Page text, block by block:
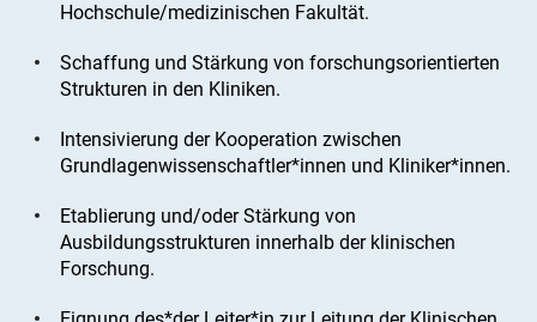
Hochschule/medizinischen Fakultät.
Schaffung und Stärkung von forschungsorientierten
Strukturen in den Kliniken.
Intensivierung der Kooperation zwischen
Grundlagenwissenschaftler*innen und Kliniker*innen.
Etablierung und/oder Stärkung von
Ausbildungsstrukturen innerhalb der klinischen
Forschung.